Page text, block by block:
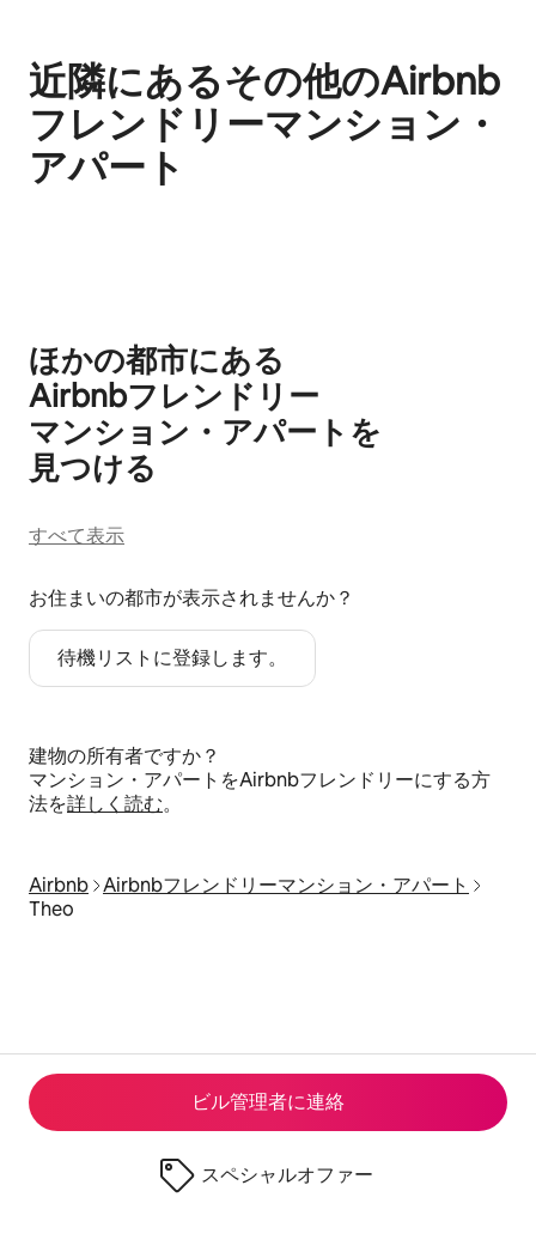
ビル管理者に連⁠絡
スペシャルオファー
近隣にあるその他のAirbnb
フレンドリーマンション・
アパート
ほかの都市にある
Airbnb⁠フ⁠レ⁠ン⁠ド⁠リ⁠ー
マ⁠ン⁠シ⁠ョ⁠ン⁠・ア⁠パ⁠ー⁠ト⁠を
見⁠つ⁠け⁠る
すべて表示
お住まいの都市が表示されませんか？
待機リストに登録します。
建物の所有者ですか？
マンション・アパートをAirbnbフレンドリーにする方
法を詳しく読む。
Airbnb Airbnbフレンドリーマンション・アパート
Theo